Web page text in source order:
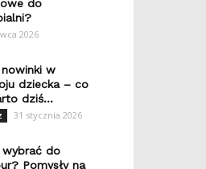
do
2026
w
dziecka – co
dziś...
31 stycznia 2026
wybrać do
Pomysły na